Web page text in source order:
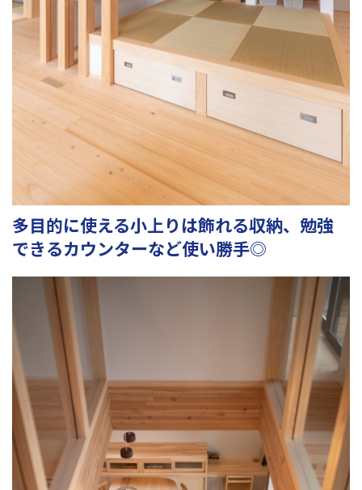
多目的に使える小上りは飾れる収納、勉強
できるカウンターなど使い勝手◎